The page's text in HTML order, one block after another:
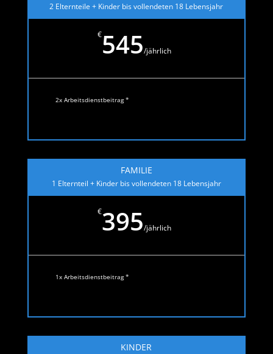
2 Elternteile + Kinder bis vollendeten 18 Lebensjahr
€545/jährlich
2x Arbeitsdienstbeitrag *
FAMILIE
1 Elternteil + Kinder bis vollendeten 18 Lebensjahr
€395/jährlich
1x Arbeitsdienstbeitrag *
KINDER